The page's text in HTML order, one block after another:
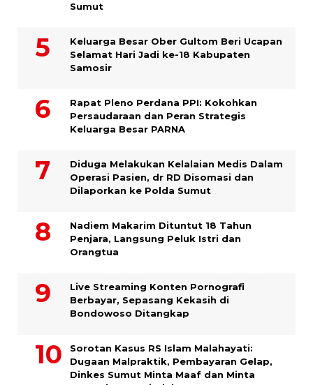
Sumut
Keluarga Besar Ober Gultom Beri Ucapan
Selamat Hari Jadi ke-18 Kabupaten
Samosir
Rapat Pleno Perdana PPI: Kokohkan
Persaudaraan dan Peran Strategis
Keluarga Besar PARNA
Diduga Melakukan Kelalaian Medis Dalam
Operasi Pasien, dr RD Disomasi dan
Dilaporkan ke Polda Sumut
​Nadiem Makarim Dituntut 18 Tahun
Penjara, Langsung Peluk Istri dan
Orangtua
Live Streaming Konten Pornografi
Berbayar, Sepasang Kekasih di
Bondowoso Ditangkap
Sorotan Kasus RS Islam Malahayati:
Dugaan Malpraktik, Pembayaran Gelap,
Dinkes Sumut Minta Maaf dan Minta